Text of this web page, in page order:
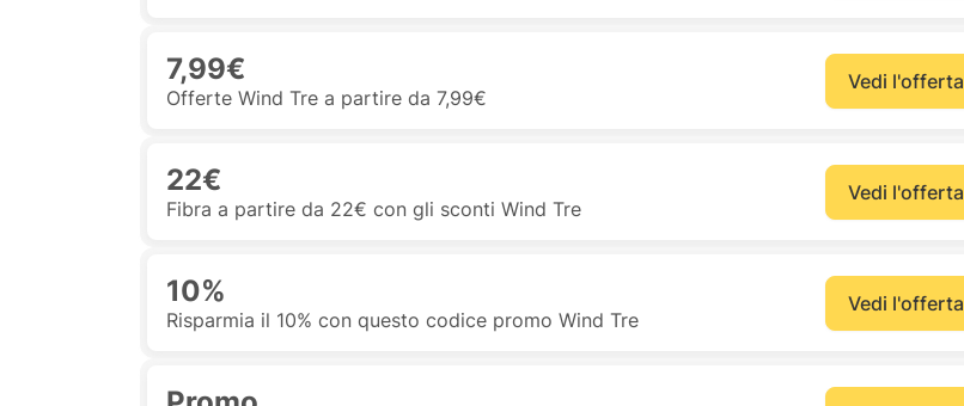
7,99€
Offerte Wind Tre a partire da 7,99€
Vedi l'offerta
22€
Fibra a partire da 22€ con gli sconti Wind Tre
Vedi l'offerta
10%
Risparmia il 10% con questo codice promo Wind Tre
Vedi l'offerta